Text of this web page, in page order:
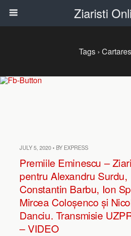
Ziaristi
Tags ›
JULY 5, 2020 • BY EXPRESS
Premiile Eminescu –
pentru Alexandru Surdu,
Constantin Barbu, Ion
Mircea Coloșenco și
Danciu. Transmisie
– VIDEO